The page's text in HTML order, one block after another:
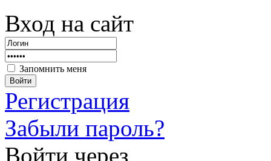
Вход на сайт
Запомнить меня
Войти
Регистрация
Забыли пароль?
Войти через